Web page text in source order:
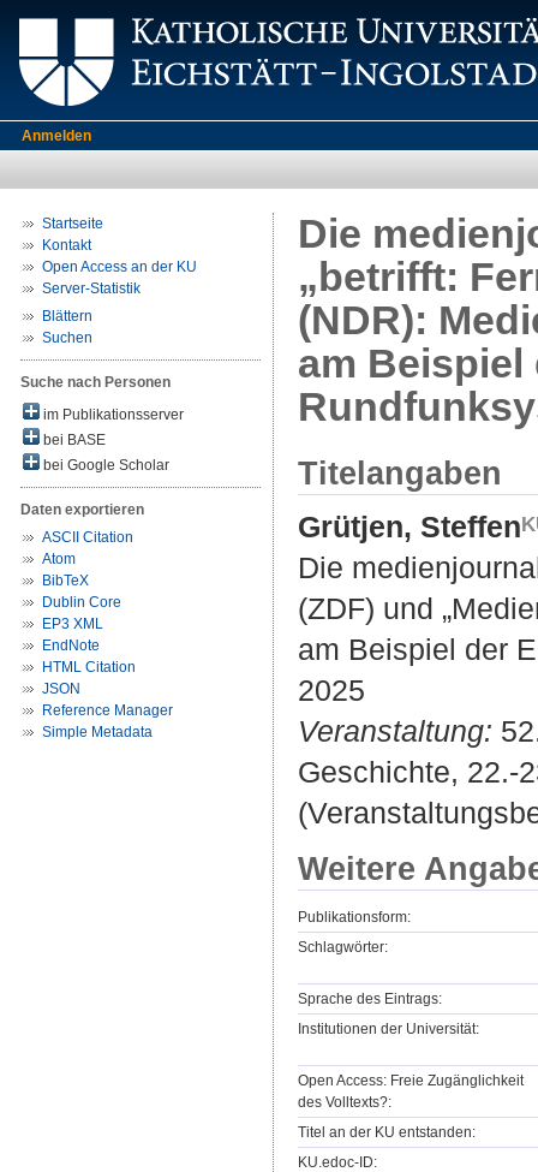
Anmelden
Startseite
Kontakt
Open Access an der KU
Server-Statistik
Blättern
Suchen
Suche nach Personen
im Publikationsserver
bei BASE
bei Google Scholar
Daten exportieren
ASCII Citation
Atom
BibTeX
Dublin Core
EP3 XML
EndNote
HTML Citation
JSON
Reference Manager
Simple Metadata
Die
„betrifft:
(NDR):
am
Titelangaben
Grütjen, Steffen
Die
(ZDF) und
am Beispiel der
2025
Veranstaltung:
Geschichte, 22.-
Weitere
Publikationsform:
Schlagwörter:
Sprache des Eintrags:
Institutionen der Universität:
Open Access: Freie Zugänglichkeit
des Volltexts?:
Titel an der KU entstanden:
KU.edoc-ID: